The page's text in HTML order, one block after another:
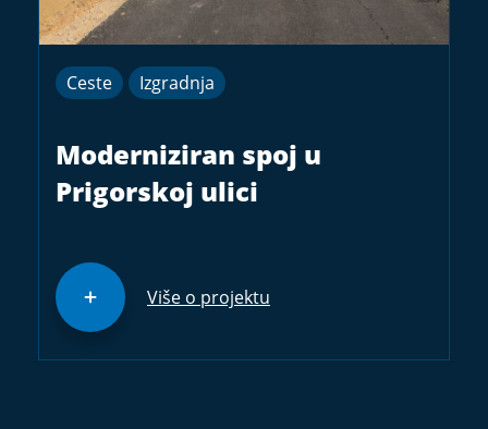
Ceste Izgradnja
Moderniziran spoj u
Prigorskoj ulici
Više o projektu